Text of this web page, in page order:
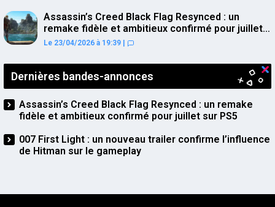
Assassin’s Creed Black Flag Resynced : un
remake fidèle et ambitieux confirmé pour juillet
sur PS5
Le 23/04/2026 à 19:39
Dernières bandes-annonces
Assassin’s Creed Black Flag Resynced : un remake
fidèle et ambitieux confirmé pour juillet sur PS5
007 First Light : un nouveau trailer confirme l’influence
de Hitman sur le gameplay